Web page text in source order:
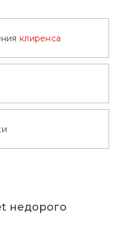
клиренса
недорого